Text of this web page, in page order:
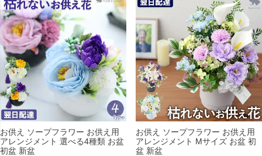
お供え ソープフラワー お供え用
アレンジメント 選べる4種類 お盆
初盆 新盆
お供え ソープフラワー お供え用
アレンジメント Mサイズ お盆 初
盆 新盆